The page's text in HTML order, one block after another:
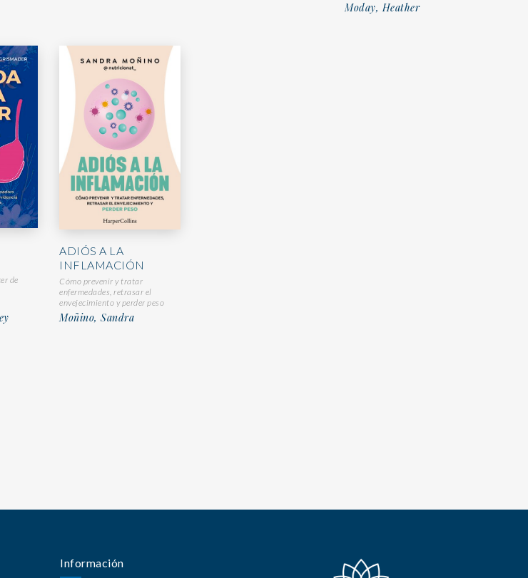
Moday, Heather
de
ADIÓS A LA
INFLAMACIÓN
Cómo prevenir y tratar
enfermedades, retrasar el
envejecimiento y perder peso
Moñino, Sandra
Información